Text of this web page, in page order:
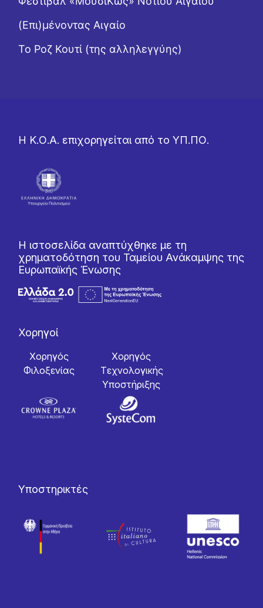
(Επι)μένοντας Αιγαίο
Το Ροζ Κουτί (της αλληλεγγύης)
Η Κ.Ο.Α. επιχορηγείται από το ΥΠ.ΠΟ.
Η ιστοσελίδα αναπτύχθηκε με τη
χρηματοδότηση του Ταμείου Ανάκαμψης της
Ευρωπαϊκής Ένωσης
Χορηγοί
Χορηγός
Φιλοξενίας
Χορηγός
Tεχνολογικής
Yποστήριξης
Υποστηρικτές